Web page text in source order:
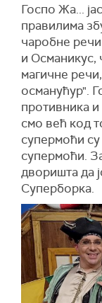
Госпо Жа...
правилима
чаробне речи
и Османикус,
магичне
османућур".
противника
смо већ код
супермоћи
супермоћи.
дворишта да
Суперборка.